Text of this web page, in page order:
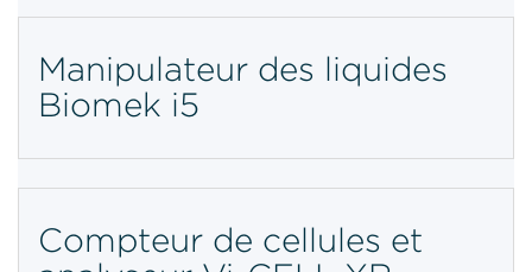
Manipulateur des liquides
Biomek i5
Compteur de cellules et